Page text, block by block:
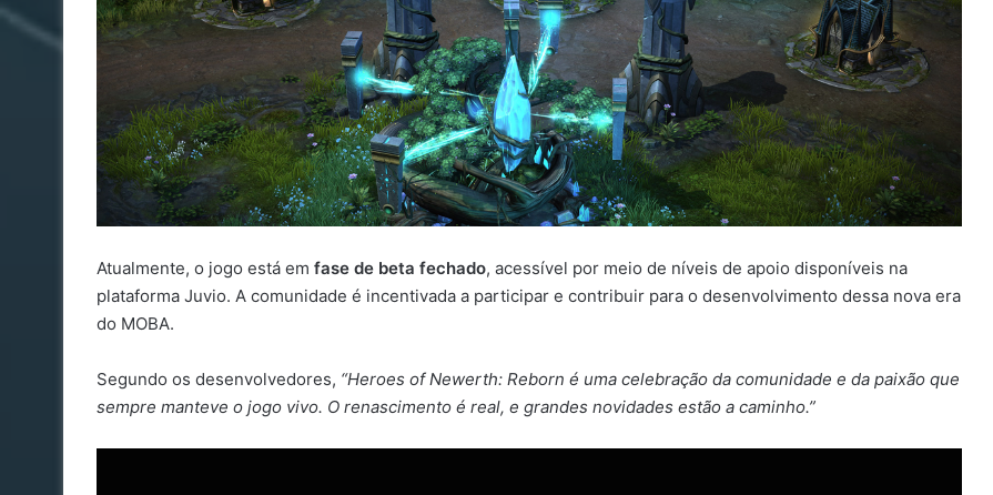
Atualmente, o jogo está em fase de beta fechado, acessível por meio de níveis de apoio disponíveis na
plataforma Juvio. A comunidade é incentivada a participar e contribuir para o desenvolvimento dessa nova era
do MOBA.
Segundo os desenvolvedores, “Heroes of Newerth: Reborn é uma celebração da comunidade e da paixão que
sempre manteve o jogo vivo. O renascimento é real, e grandes novidades estão a caminho.”